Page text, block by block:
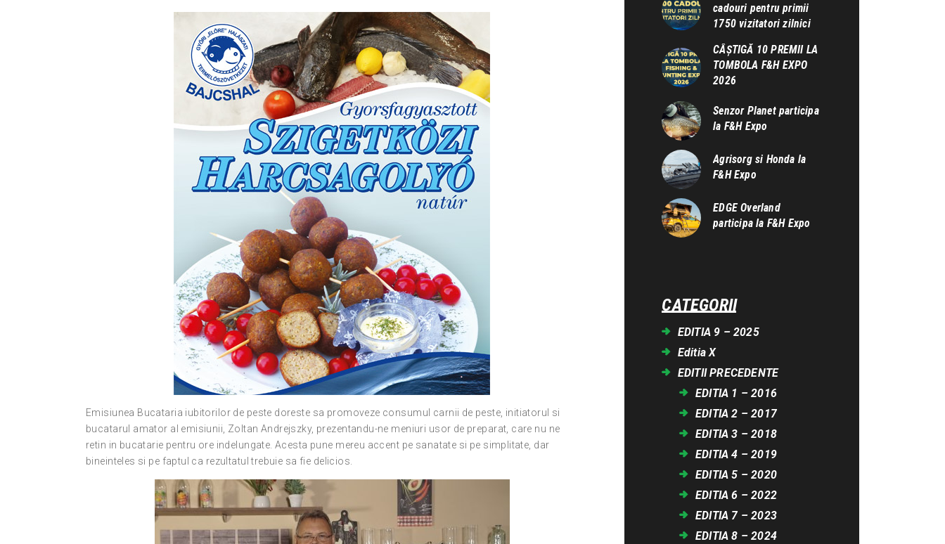
Emisiunea Bucataria iubitorilor de peste doreste sa promoveze consumul carnii de peste, initiatorul si
bucatarul amator al emisiunii, Zoltan Andrejszky, prezentandu-ne meniuri usor de preparat, care nu ne
retin in bucatarie pentru ore indelungate. Acesta pune mereu accent pe sanatate si pe simplitate, dar
bineinteles si pe faptul ca rezultatul trebuie sa fie delicios.
cadouri pentru primii
1750 vizitatori zilnici
CÂȘTIGĂ 10 PREMII LA
TOMBOLA F&H EXPO
2026
Senzor Planet participa
la F&H Expo
Agrisorg si Honda la
F&H Expo
EDGE Overland
participa la F&H Expo
CATEGORII
EDITIA 9 – 2025
Editia X
EDITII PRECEDENTE
EDITIA 1 – 2016
EDITIA 2 – 2017
EDITIA 3 – 2018
EDITIA 4 – 2019
EDITIA 5 – 2020
EDITIA 6 – 2022
EDITIA 7 – 2023
EDITIA 8 – 2024